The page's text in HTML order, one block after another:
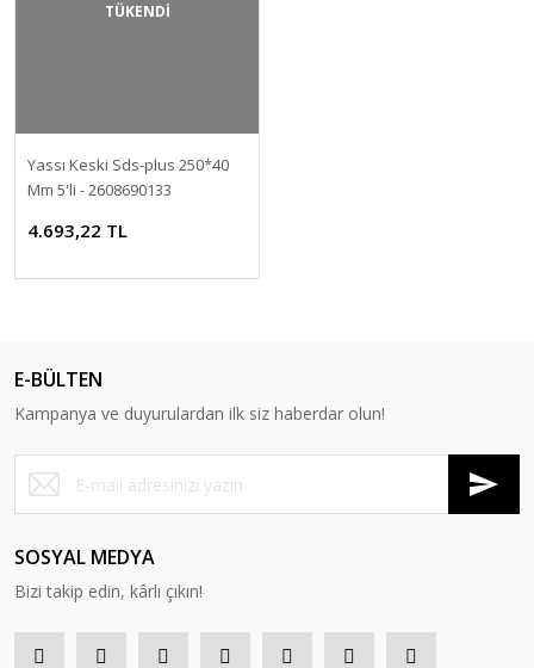
TÜKENDİ
Yassı Keski Sds-plus 250*40
Mm 5'li - 2608690133
4.693,22 TL
E-BÜLTEN
Kampanya ve duyurulardan ilk siz haberdar olun!
SOSYAL MEDYA
Bizi takip edin, kârlı çıkın!